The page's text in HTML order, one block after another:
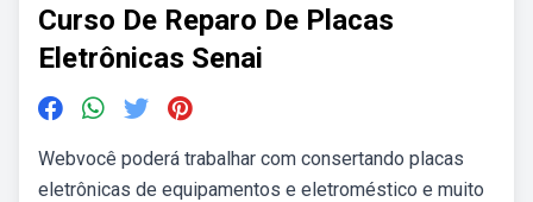
Curso De Reparo De Placas
Eletrônicas Senai
Webvocê poderá trabalhar com consertando placas
eletrônicas de equipamentos e eletroméstico e muito